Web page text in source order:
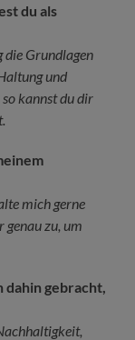
du als
die Grundlagen
und
kannst du dir
mich gerne
genau zu, um
gebracht,